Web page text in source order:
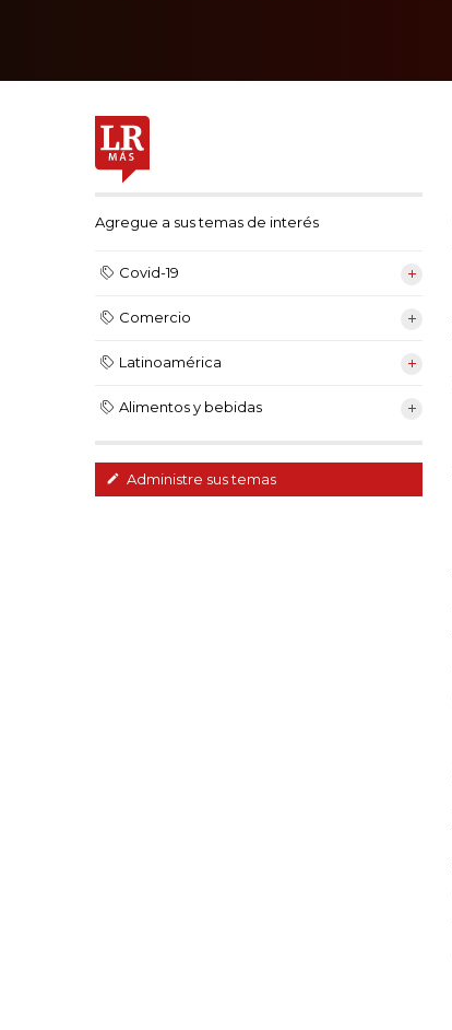
Agregue a sus temas de interés
Covid-19
Comercio
Latinoamérica
Alimentos y bebidas
Administre sus temas